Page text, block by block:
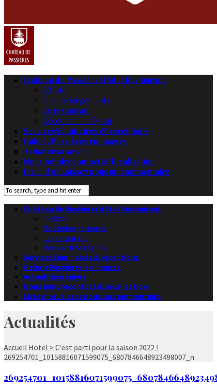
Château de PassièresHôtel Restaurant
L’Hôtel
Nos hébergements
Le restaurant
Découvrir la région
ServicesSéminaires & receptions
GaleriePassières en images
Actualitésà suivre
Nous joindrecontact & localisation
Livre d’orLaissez nous un commentaire
Château de PassièresHôtel Restaurant
L’Hôtel
Nos hébergements
Le restaurant
Découvrir la région
ServicesSéminaires & receptions
GaleriePassières en images
Actualitésà suivre
Nous joindrecontact & localisation
Livre d’orLaissez nous un commentaire
Actualités
Accueil Hotel > C'est parti pour la saison 2022 !
269254701_10158816071599075_6807846648923498007_n